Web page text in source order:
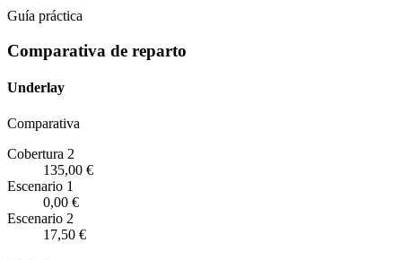
Guía práctica
Comparativa de reparto
Underlay
Comparativa
Cobertura 2
135,00 €
Escenario 1
0,00 €
Escenario 2
17,50 €